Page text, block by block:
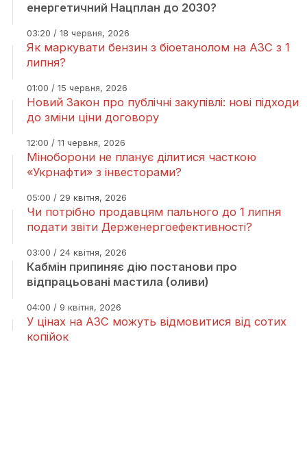
енергетичний Нацплан до 2030?
03:20 / 18 червня, 2026
Як маркувати бензин з біоетанолом на АЗС з 1
липня?
01:00 / 15 червня, 2026
Новий Закон про публічні закупівлі: нові підходи
до зміни ціни договору
12:00 / 11 червня, 2026
Міноборони не планує ділитися часткою
«Укрнафти» з інвесторами?
05:00 / 29 квітня, 2026
Чи потрібно продавцям пального до 1 липня
подати звіти Держенергоефективності?
03:00 / 24 квітня, 2026
Кабмін припиняє дію постанови про
відпрацьовані мастила (оливи)
04:00 / 9 квітня, 2026
У цінах на АЗС можуть відмовитися від сотих
копійок